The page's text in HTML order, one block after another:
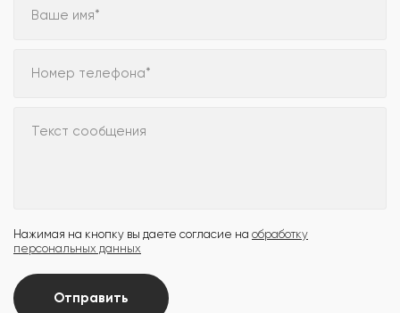
Ваше имя*
Номер телефона*
Текст сообщения
Нажимая на кнопку вы даете согласие на обработку
персональных данных
Отправить